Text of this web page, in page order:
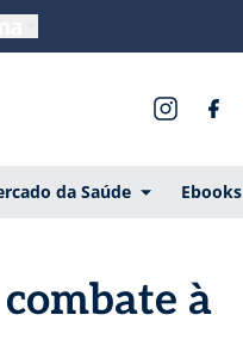
da Saúde Ebooks
à